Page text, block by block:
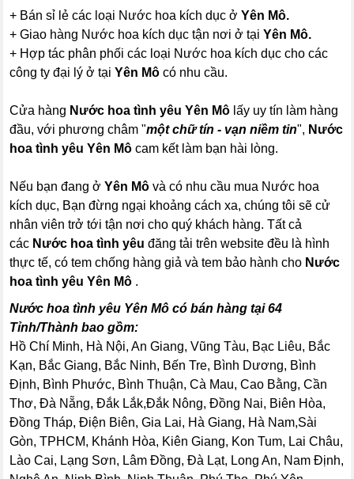
+ Bán sỉ lẻ các loại Nước hoa kích dục ởYên Mô.
+ Giao hàng Nước hoa kích dục tận nơi ở tạiYên Mô.
+ Hợp tác phân phối các loại Nước hoa kích dục cho các
công ty đại lý ở tạiYên Môcó nhu cầu.
Cửa hàng Nước hoa tình yêu Yên Mô lấy uy tín làm hàng
đầu, với phương châm "một chữ tín - vạn niềm tin", Nước
hoa tình yêu Yên Môcam kết làm bạn hài lòng.
Nếu bạn đang ởYên Môvà có nhu cầu mua Nước hoa
kích dục, Bạn đừng ngại khoảng cách xa, chúng tôi sẽ cử
nhân viên trở tới tận nơi cho quý khách hàng. Tất cả
các Nước hoa tình yêu đăng tải trên website đều là hình
thực tế, có tem chống hàng giả và tem bảo hành cho Nước
hoa tình yêu Yên Mô .
Nước hoa tình yêu Yên Mô có bán hàng tại 64
Tỉnh/Thành bao gồm:
Hồ Chí Minh, Hà Nội, An Giang, Vũng Tàu, Bạc Liêu, Bắc
Kạn, Bắc Giang, Bắc Ninh, Bến Tre, Bình Dương, Bình
Định, Bình Phước, Bình Thuận, Cà Mau, Cao Bằng, Cần
Thơ, Đà Nẵng, Đắk Lắk,Đắk Nông, Đồng Nai, Biên Hòa,
Đồng Tháp, Điện Biên, Gia Lai, Hà Giang, Hà Nam,Sài
Gòn, TPHCM, Khánh Hòa, Kiên Giang, Kon Tum, Lai Châu,
Lào Cai, Lạng Sơn, Lâm Đồng, Đà Lạt, Long An, Nam Định,